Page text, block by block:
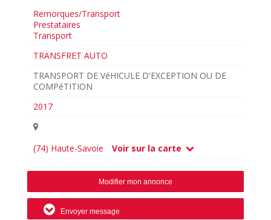
Remorques/Transport
Prestataires
Transport
TRANSFRET AUTO
TRANSPORT DE VéHICULE D'EXCEPTION OU DE
COMPéTITION
2017
(74) Haute-Savoie Voir sur la carte
Modifier mon annonce
Envoyer message